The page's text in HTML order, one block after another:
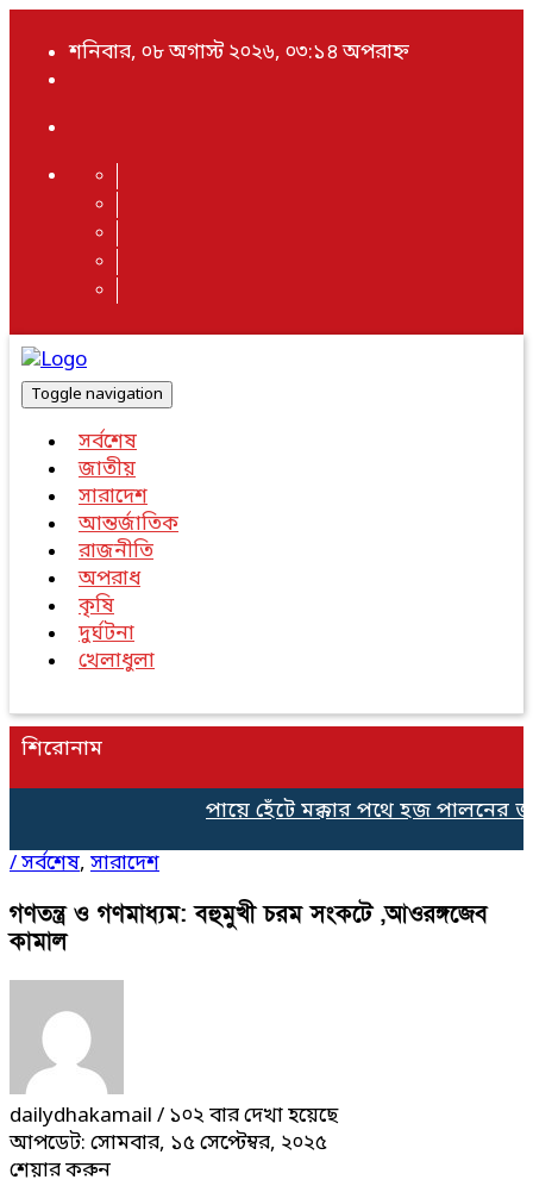
শনিবার, ০৮ অগাস্ট ২০২৬, ০৩:১৪ অপরাহ্ন
Toggle navigation
সর্বশেষ
জাতীয়
সারাদেশ
আন্তর্জাতিক
রাজনীতি
অপরাধ
কৃষি
দুর্ঘটনা
খেলাধুলা
শিরোনাম
পায়ে হেঁটে মক্কার পথে হজ পালনের
/সর্বশেষ, সারাদেশ
গণতন্ত্র ও গণমাধ্যম: বহুমুখী চরম সংকটে ,আওরঙ্গজেব
কামাল
dailydhakamail / ১০২ বার দেখা হয়েছে
আপডেট: সোমবার, ১৫ সেপ্টেম্বর, ২০২৫
শেয়ার করুন